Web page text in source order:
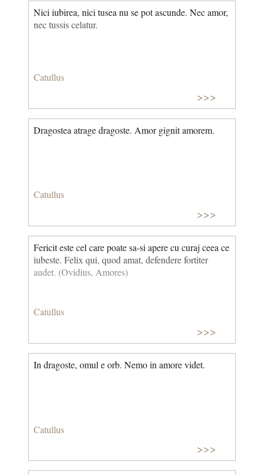
Nici iubirea, nici tusea nu se pot ascunde. Nec amor,
nec tussis celatur.
Catullus
>>>
Dragostea atrage dragoste. Amor gignit amorem.
Catullus
>>>
Fericit este cel care poate sa-si apere cu curaj ceea ce
iubeste. Felix qui, quod amat, defendere fortiter
audet. (Ovidius, Amores)
Catullus
>>>
In dragoste, omul e orb. Nemo in amore videt.
Catullus
>>>